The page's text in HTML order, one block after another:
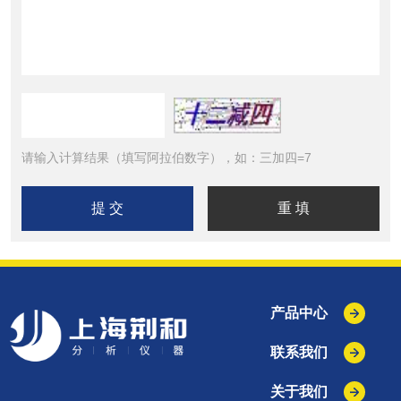
请输入计算结果（填写阿拉伯数字），如：三加四=7
产品中心
联系我们
关于我们